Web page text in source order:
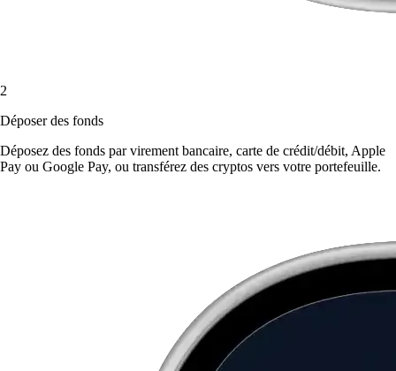
2
Déposer des fonds
Déposez des fonds par virement bancaire, carte de crédit/débit, Apple
Pay ou Google Pay, ou transférez des cryptos vers votre portefeuille.